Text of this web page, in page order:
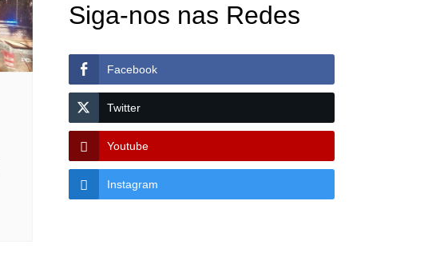
Siga-nos nas Redes
Facebook
Twitter
Youtube
Instagram